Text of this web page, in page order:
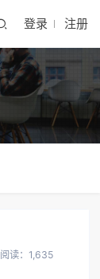
登录 注册
阅读：1,635